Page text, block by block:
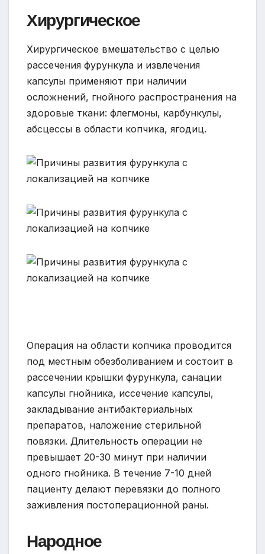
Хирургическое
Хирургическое вмешательство с целью
рассечения фурункула и извлечения
капсулы применяют при наличии
осложнений, гнойного распространения на
здоровые ткани: флегмоны, карбункулы,
абсцессы в области копчика, ягодиц.
Операция на области копчика проводится
под местным обезболиванием и состоит в
рассечении крышки фурункула, санации
капсулы гнойника, иссечение капсулы,
закладывание антибактериальных
препаратов, наложение стерильной
повязки. Длительность операции не
превышает 20-30 минут при наличии
одного гнойника. В течение 7-10 дней
пациенту делают перевязки до полного
заживления постоперационной раны.
Народное